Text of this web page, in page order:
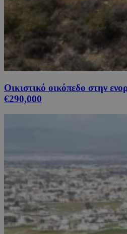
Οικιστικό οικόπεδο στην
€290,000